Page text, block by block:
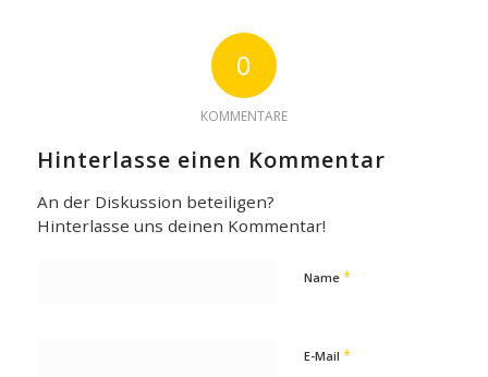
0
KOMMENTARE
Hinterlasse einen Kommentar
An der Diskussion beteiligen?
Hinterlasse uns deinen Kommentar!
Name *
E-Mail *